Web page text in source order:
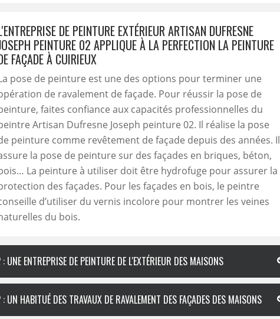
DE PEINTURE EXTÉRIEUR ARTISAN DUFRESNE
PEINTURE 02 APPLIQUE À LA PERFECTION LA PEINTURE
FAÇADE À CUIRIEUX
pose de peinture est une des options pour terminer une
de ravalement de façade. Pour réussir la pose de
faites confiance aux capacités professionnelles du
Artisan Dufresne Joseph peinture 02. Il réalise la pose
peinture comme revêtement de façade depuis des années. Il
la pose de peinture sur des façades en briques, béton,
La peinture à utiliser doit être hydrofuge pour assurer la
des façades. Pour les façades en bois, le peintre
d’utiliser du vernis incolore pour montrer les veines
du bois.
ENTREPRISE DE PEINTURE DE L'EXTÉRIEUR DES MAISONS
HABITUÉ DES TRAVAUX DE RAVALEMENT DES FAÇADES DES MAISONS